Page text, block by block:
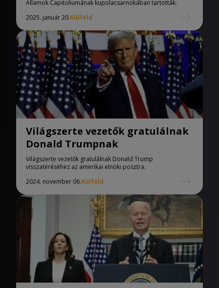
Államok Capitoliumának kupolacsarnokában tartották.
2025. január 20.Külföld
Világszerte vezetők gratulálnak
Donald Trumpnak
Világszerte vezetők gratulálnak Donald Trump
visszatéréséhez az amerikai elnöki posztra.
2024. november 06.Külföld